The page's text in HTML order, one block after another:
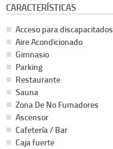
CARACTERÍSTICAS
Acceso para discapacitados
Aire Acondicionado
Gimnasio
Parking
Restaurante
Sauna
Zona De No Fumadores
Ascensor
Cafetería / Bar
Caja fuerte